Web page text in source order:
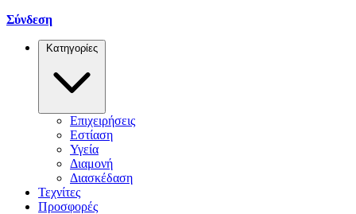
Σύνδεση
Κατηγορίες
Επιχειρήσεις
Εστίαση
Υγεία
Διαμονή
Διασκέδαση
Τεχνίτες
Προσφορές